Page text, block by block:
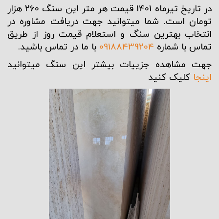
در تاریخ تیرماه 1401 قیمت هر متر این
سنگ
260 هزار
تومان است. شما میتوانید جهت دریافت مشاوره در
انتخاب بهترین سنگ و استعلام قیمت روز از طریق
تماس با شماره 09188439204 با ما در تماس باشید.
جهت مشاهده جزییات بیشتر این سنگ میتوانید
اینجا کلیک کنید